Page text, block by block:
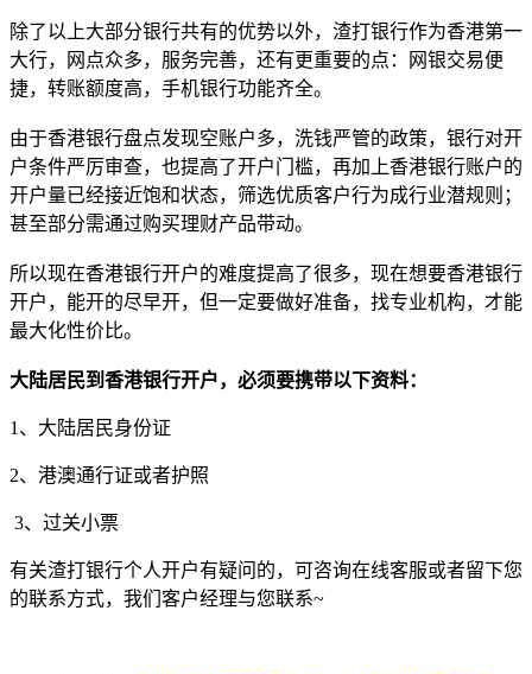
除了以上大部分银行共有的优势以外，渣打银行作为香港第一
大行，网点众多，服务完善，还有更重要的点：网银交易便
捷，转账额度高，手机银行功能齐全。
由于香港银行盘点发现空账户多，洗钱严管的政策，银行对开
户条件严厉审查，也提高了开户门槛，再加上香港银行账户的
开户量已经接近饱和状态，筛选优质客户行为成行业潜规则；
甚至部分需通过购买理财产品带动。
所以现在香港银行开户的难度提高了很多，现在想要香港银行
开户，能开的尽早开，但一定要做好准备，找专业机构，才能
最大化性价比。
大陆居民到香港银行开户，必须要携带以下资料：
1、大陆居民身份证
2、港澳通行证或者护照
3、过关小票
有关渣打银行个人开户有疑问的，可咨询在线客服或者留下您
的联系方式，我们客户经理与您联系~